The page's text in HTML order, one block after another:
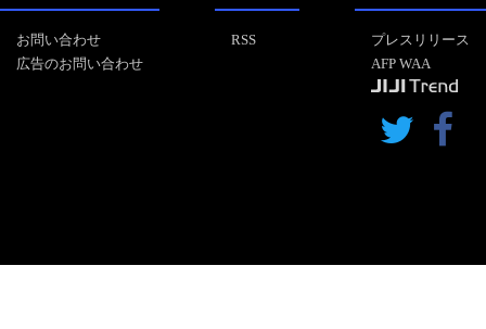
お問い合わせ
広告のお問い合わせ
RSS
プレスリリース
AFP WAA